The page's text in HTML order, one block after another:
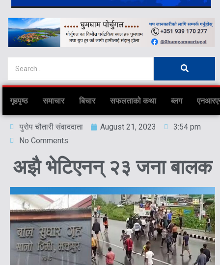
गृहपृष्ठ समाचार बिचार सफलताको कथा ब्लग
युरोप चौतारी संवाददाता August 21, 2023
3:54 pm
No Comments
अझै भेटिएनन् २३ जना बालक